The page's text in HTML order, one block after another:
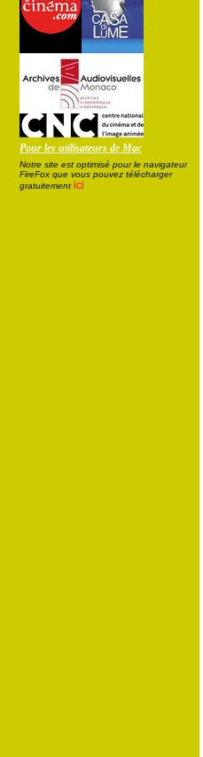
Pour les utilisateurs de Mac
Notre site est optimisé pour le navigateur
FireFox que vous pouvez télécharger
gratuitement ici